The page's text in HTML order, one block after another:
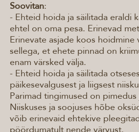
Soovitan:
- Ehteid hoida ja säilitada eraldi
ehtel on oma pesa. Erinevad
Erinevate asjade koos
sellega, et ehete pinnad on
enam värsked välja.
- Ehteid hoida ja säilitada
päikesevalgusest ja liigsest
Parimad tingimused on pimedus
Niiskuses ja soojuses hõbe
võib erinevaid ehtekive
pöördumatult nende värvust.